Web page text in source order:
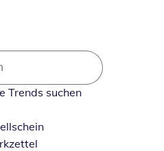
Trends suchen